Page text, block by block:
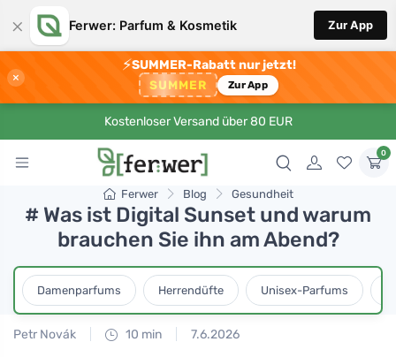
× Ferwer: Parfum & Kosmetik Zur App
×
⚡SUMMER-Rabatt nur jetzt!
SUMMER Zur App
Kostenloser Versand über 80 EUR
0
Ferwer Blog Gesundheit
# Was ist Digital Sunset und warum
brauchen Sie ihn am Abend?
Damenparfums Herrendüfte Unisex-Parfums
Petr Novák 10 min 7.6.2026